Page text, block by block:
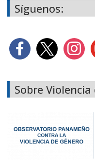
Síguenos:
Sobre Violencia